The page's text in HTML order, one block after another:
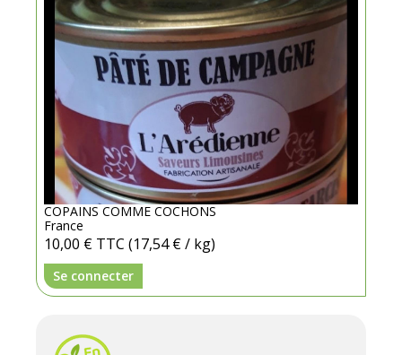
COPAINS COMME COCHONS
France
10,00 € TTC (17,54 € / kg)
Se connecter